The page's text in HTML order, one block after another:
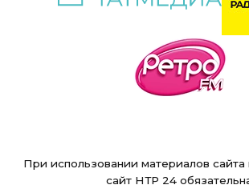
При использовании материалов сайта
сайт НТР 24